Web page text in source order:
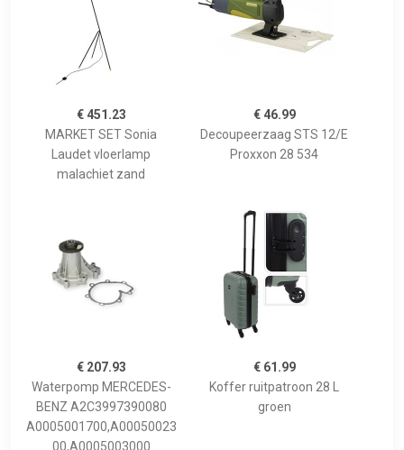
€ 451.23
MARKET SET Sonia
Laudet vloerlamp
malachiet zand
€ 46.99
Decoupeerzaag STS 12/E
Proxxon 28 534
€ 207.93
Waterpomp MERCEDES-
BENZ A2C3997390080
A0005001700,A00050023
00,A0005003000
€ 61.99
Koffer ruitpatroon 28 L
groen